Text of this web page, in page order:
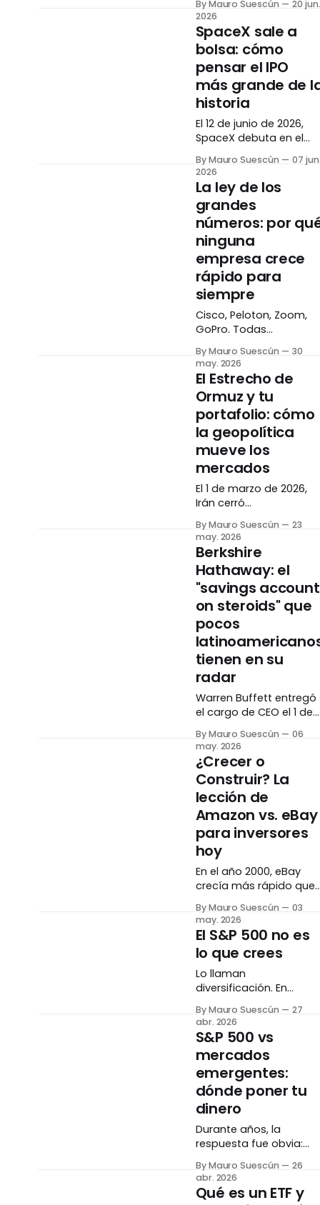
tres países sede, 48
selecciones, 104
partidos. La intuición
dice que aerolíneas,
hoteles y marcas
deportivas se van a
disparar. La historia dice
exactamente lo
contrario. El evento más
grande de la historia
Antes de hablar
By Mauro Suescún
20 jun.
2026
SpaceX sale a
bolsa: cómo
pensar el IPO
más grande de
historia
El 12 de junio de 2026,
SpaceX debuta en el
Nasdaq bajo el ticker
SPCX. Valoración
objetivo: $1.75 billones.
Sería el IPO más grande
jamás registrado,
superando a Saudi
Aramco. La pregunta no
es si es histórico. Es si
tiene sentido invertir. Lo
que está pasando
Después de casi
By Mauro Suescún
07 jun.
2026
La ley de los
grandes
números: por
ninguna
empresa crece
rápido para
siempre
Cisco, Peloton, Zoom,
GoPro. Todas
parecieron imparables
en algún momento.
Todas se desaceleraron
mucho más de lo que
cualquier inversor
imaginó posible. No fue
mala suerte — fue
matemática. El
espejismo del
crecimiento eterno Hay
un patrón que se repite
una y otra vez en los
empresa crece de
By Mauro Suescún
30
may. 2026
El Estrecho de
Ormuz y tu
portafolio: cómo
la geopolítica
mueve los
mercados
El 1 de marzo de 2026,
Irán cerró
efectivamente el
Estrecho de Ormuz. El
tráfico de petroleros
cayó 70%. El precio del
Brent subió 10% en un
día. Si tenías petróleo,
energía o shipping en tu
portafolio, lo sentiste. Si
no, también — pero sin
saberlo. El mundo tiene
cuellos de
By Mauro Suescún
23
may. 2026
Berkshire
Hathaway: el
"savings account
on steroids" que
pocos
tienen en su
radar
Warren Buffett entregó
el cargo de CEO el 1 de
enero de 2026, aunque
sigue como Presidente
del Consejo — vigilando
el barco desde la
distancia. La empresa
que construyó durante
60 años acaba de
reportar $397 mil
millones en efectivo
bajo su sucesor. Esto es
lo que necesitas saber
antes
By Mauro Suescún
06
may. 2026
¿Crecer o
Construir? La
lección de
Amazon vs. eBay
para inversores
hoy
En el año 2000, eBay
crecía más rápido que
Amazon, era rentable, y
tenía más usuarios.
Amazon perdía cientos
de millones de dólares.
Veinticinco años
después, una de esas
empresas vale más de
La otra es una fracción
de lo que fue. El
crecimiento no es
By Mauro Suescún
03
may. 2026
El S&P 500 no es
lo que crees
Lo llaman
diversificación. En
realidad es una
apuesta concentrada
en diez empresas. Y eso
cambia todo lo que
creías saber sobre
invertir de forma
"segura". El benchmark
que define todo Si llevas
tiempo leyendo sobre
inversiones, ya
internalizaste la frase:
"¿le ganaste al S&P
500?
By Mauro Suescún
27
abr. 2026
S&P 500 vs
mercados
emergentes:
dónde poner tu
dinero
Durante años, la
respuesta fue obvia:
Estados Unidos ganaba
siempre. En 2025, esa
narrativa cambió. Lo
que necesitas saber
By Mauro Suescún
26
abr. 2026
Qué es un ETF y